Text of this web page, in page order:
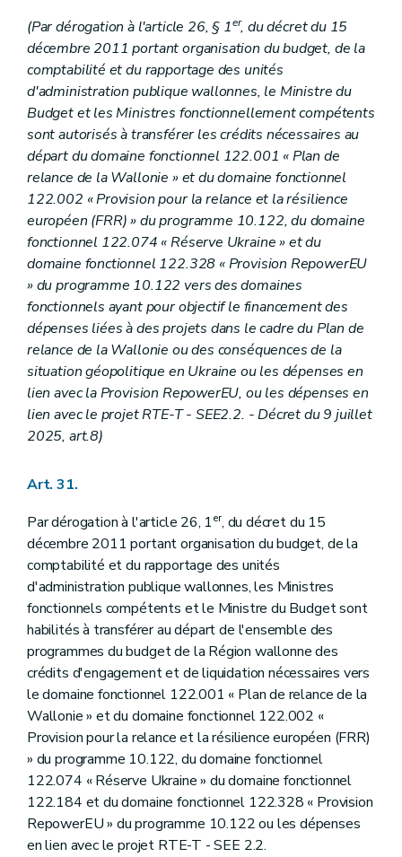
(Par dérogation à l'article 26, § 1er, du décret du 15
décembre 2011 portant organisation du budget, de la
comptabilité et du rapportage des unités
d'administration publique wallonnes, le Ministre du
Budget et les Ministres fonctionnellement compétents
sont autorisés à transférer les crédits nécessaires au
départ du domaine fonctionnel 122.001 « Plan de
relance de la Wallonie » et du domaine fonctionnel
122.002 « Provision pour la relance et la résilience
européen (FRR) » du programme 10.122, du domaine
fonctionnel 122.074 « Réserve Ukraine » et du
domaine fonctionnel 122.328 « Provision RepowerEU
» du programme 10.122 vers des domaines
fonctionnels ayant pour objectif le financement des
dépenses liées à des projets dans le cadre du Plan de
relance de la Wallonie ou des conséquences de la
situation géopolitique en Ukraine ou les dépenses en
lien avec la Provision RepowerEU, ou les dépenses en
lien avec le projet RTE-T - SEE2.2. - Décret du 9 juillet
2025, art.8)
Art. 31.
Par dérogation à l'article 26, 1er, du décret du 15
décembre 2011 portant organisation du budget, de la
comptabilité et du rapportage des unités
d'administration publique wallonnes, les Ministres
fonctionnels compétents et le Ministre du Budget sont
habilités à transférer au départ de l'ensemble des
programmes du budget de la Région wallonne des
crédits d'engagement et de liquidation nécessaires vers
le domaine fonctionnel 122.001 « Plan de relance de la
Wallonie » et du domaine fonctionnel 122.002 «
Provision pour la relance et la résilience européen (FRR)
» du programme 10.122, du domaine fonctionnel
122.074 « Réserve Ukraine » du domaine fonctionnel
122.184 et du domaine fonctionnel 122.328 « Provision
RepowerEU » du programme 10.122 ou les dépenses
en lien avec le projet RTE-T - SEE 2.2.